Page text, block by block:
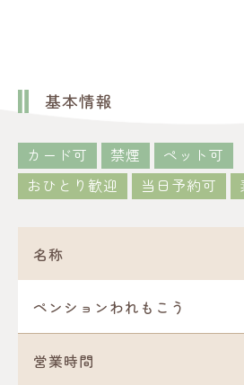
基本情報
カード可 禁煙
ペット可
おひとり歓迎
当日予約可
名称
ペンションわれもこう
営業時間